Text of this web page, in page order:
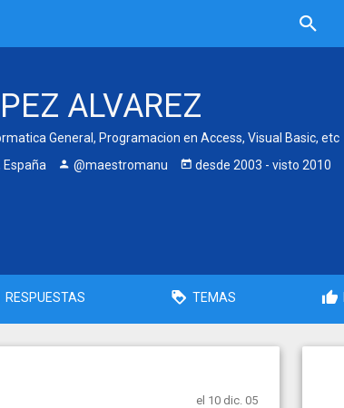
ALVAREZ
General, Programacion en Access, Visual Basic, etc
@maestromanu desde 2003 - visto 2010
RESPUESTAS TEMAS
el 10 dic. 05